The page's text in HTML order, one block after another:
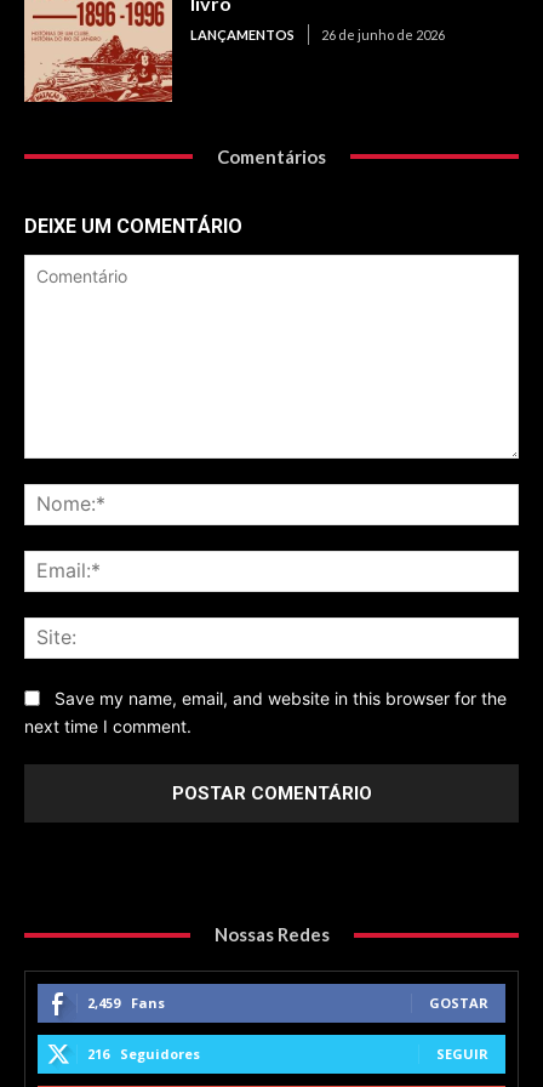
LANÇAMENTOS 26 de junho de 2026
Comentários
DEIXE UM COMENTÁRIO
Save my name, email, and website in this browser for the
next time I comment.
Nossas Redes
2,459 Fans GOSTAR
216 Seguidores SEGUIR